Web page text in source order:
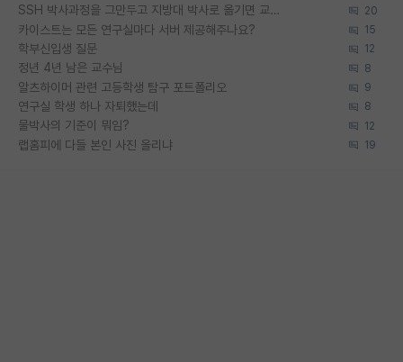
SSH 박사과정을 그만두고 지방대 박사로 옮기면 교수의 꿈은 끝일까요? 20
카이스트는 모든 연구실마다 서버 제공해주나요? 15
학부신입생 질문 12
정년 4년 남은 교수님 8
알츠하이머 관련 고등학생 탐구 포트폴리오 9
연구실 학생 하나 자퇴했는데 8
물박사의 기준이 뭐임? 12
랩홈피에 다들 본인 사진 올리냐 19